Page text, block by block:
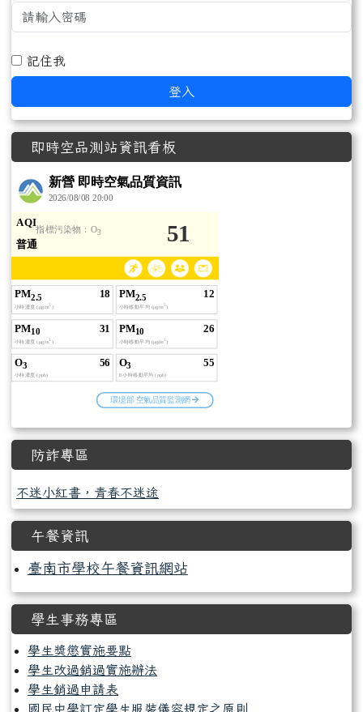
記住我
登入
即時空品測站資訊看板
防詐專區
不迷小紅書，青春不迷途
午餐資訊
臺南市學校午餐資訊網站
學生事務專區
學生獎懲實施要點
學生改過銷過實施辦法
學生銷過申請表
國民中學訂定學生服裝儀容規定之原則